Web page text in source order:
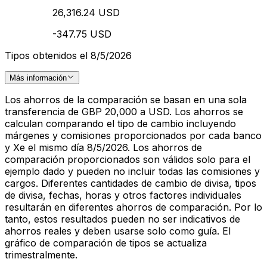
26,316.24 USD
-347.75 USD
Tipos obtenidos el 8/5/2026
Más información
Los ahorros de la comparación se basan en una sola
transferencia de GBP 20,000 a USD. Los ahorros se
calculan comparando el tipo de cambio incluyendo
márgenes y comisiones proporcionados por cada banco
y Xe el mismo día 8/5/2026. Los ahorros de
comparación proporcionados son válidos solo para el
ejemplo dado y pueden no incluir todas las comisiones y
cargos. Diferentes cantidades de cambio de divisa, tipos
de divisa, fechas, horas y otros factores individuales
resultarán en diferentes ahorros de comparación. Por lo
tanto, estos resultados pueden no ser indicativos de
ahorros reales y deben usarse solo como guía. El
gráfico de comparación de tipos se actualiza
trimestralmente.